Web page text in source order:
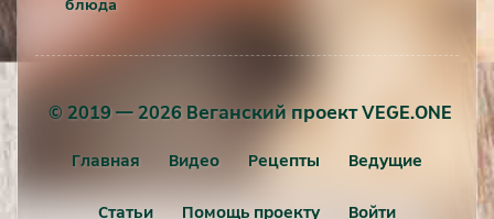
© 2019 — 2026 Веганский проект VEGE.ONE
Главная Видео Рецепты Ведущие
Статьи Помощь проекту Войти